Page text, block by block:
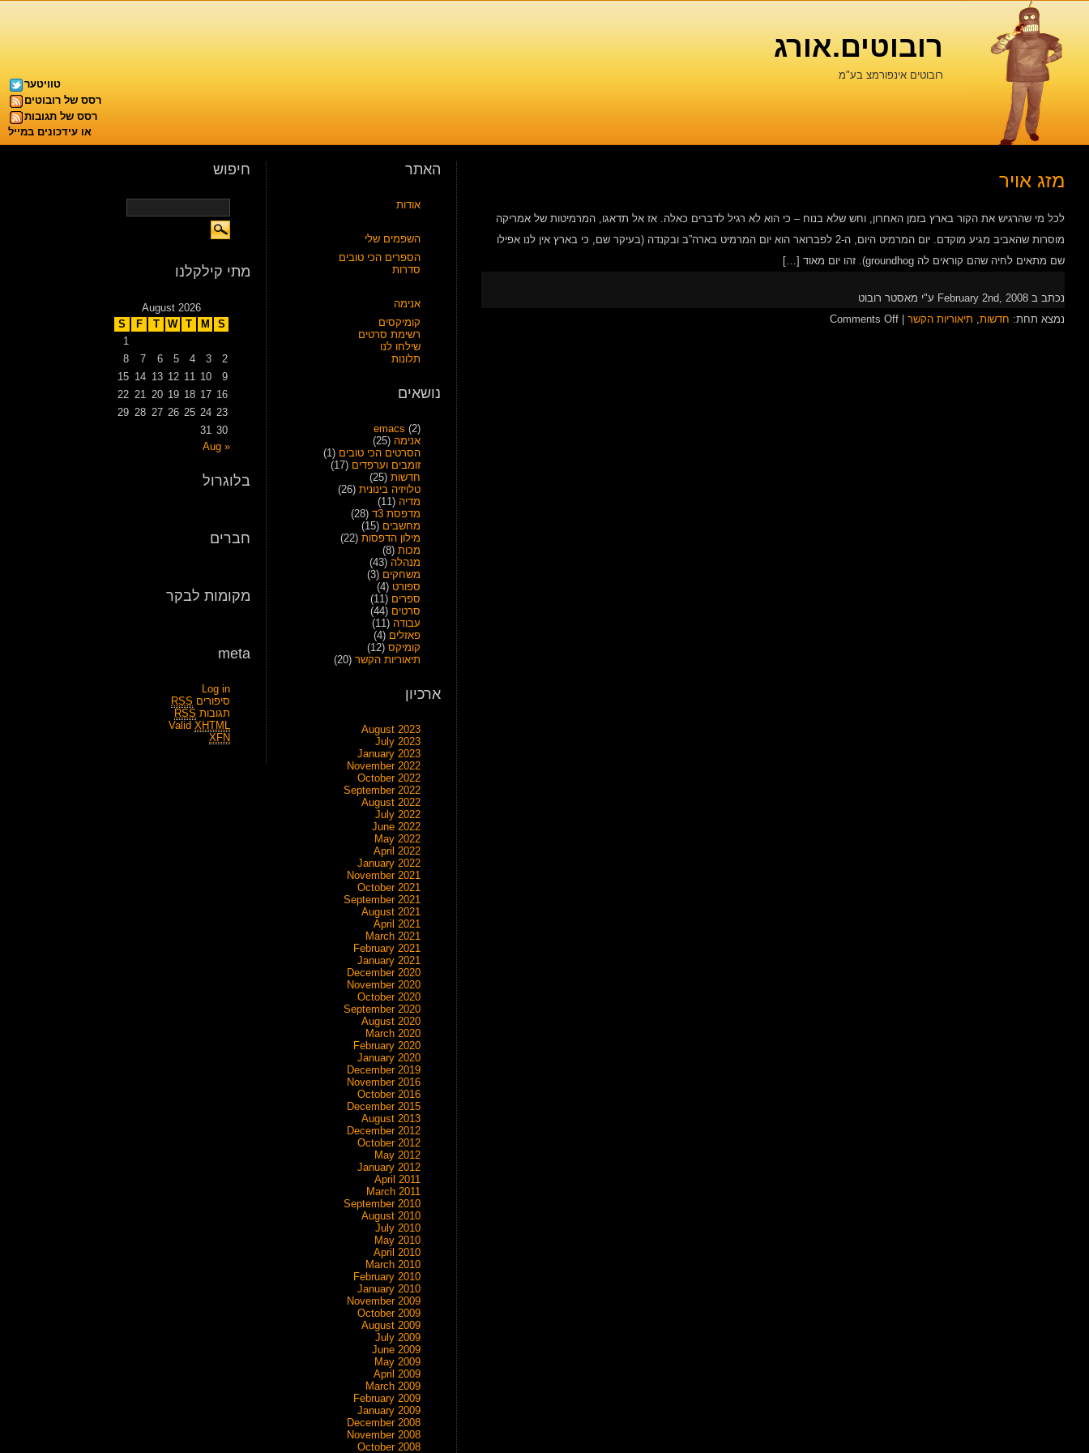
רובוטים.אורג
רובוטים אינפורמצ בע"מ
טוויטער
רסס של רובוטים
רסס של תגובות
או עידכונים במייל
מזג אויר
לכל מי שהרגיש את הקור בארץ בזמן האחרון, וחש שלא בנוח – כי הוא לא רגיל לדברים כאלה. אז אל תדאגו, המרמיטות של אמריקה
מוסרות שהאביב מגיע מוקדם. יום המרמיט היום, ה-2 לפברואר הוא יום המרמיט בארה”ב ובקנדה (בעיקר שם, כי בארץ אין לנו אפילו
שם מתאים לחיה שהם קוראים לה groundhog). זהו יום מאוד […]
נכתב ב February 2nd, 2008 ע"י מאסטר רובוט
נמצא תחת: חדשות, תיאוריות הקשר Comments Off
on
האתר
אודות
השפמים שלי
הספרים הכי טובים
סדרות
אנימה
קומיקסים
רשימת סרטים
שילחו לנו
תלונות
נושאים
emacs (2)
אנימה (25)
הסרטים הכי טובים (1)
זומבים וערפדים (17)
חדשות(25)
טלויזיה בינונית(26)
מדיה (11)
מדפסת 3ד
(28)
מחשבים (15)
מילון הדפסות(22)
מכות(8)
מנהלה (43)
משחקים (3)
ספורט (4)
ספרים (11)
סרטים (44)
עבודה (11)
פאזלים (4)
קומיקס(12)
תיאוריות הקשר(20)
ארכיון
August 2023
July 2023
January 2023
November 2022
October 2022
September 2022
August 2022
July 2022
June 2022
May 2022
April 2022
January 2022
November 2021
October 2021
September 2021
August 2021
April 2021
March 2021
February 2021
January 2021
December 2020
November 2020
October 2020
September 2020
August 2020
March 2020
February 2020
January 2020
December 2019
November 2016
October 2016
December 2015
August 2013
December 2012
October 2012
May 2012
January 2012
April 2011
March 2011
September 2010
August 2010
July 2010
May 2010
April 2010
March 2010
February 2010
January 2010
November 2009
October 2009
August 2009
July 2009
June 2009
May 2009
April 2009
March 2009
February 2009
January 2009
December 2008
November 2008
October 2008
חיפוש
מתי קילקלנו
August 2026
S
M
T
W
T
F
S
1
2
3
4
5
6
7
8
9
10
11
12
13
14
15
16
17
18
19
20
21
22
23
24
25
26
27
28
29
30
31
« Aug
בלוגרול
חברים
מקומות לבקר
meta
Log in
סיפורים RSS
תגובות RSS
ValidXHTML
XFN